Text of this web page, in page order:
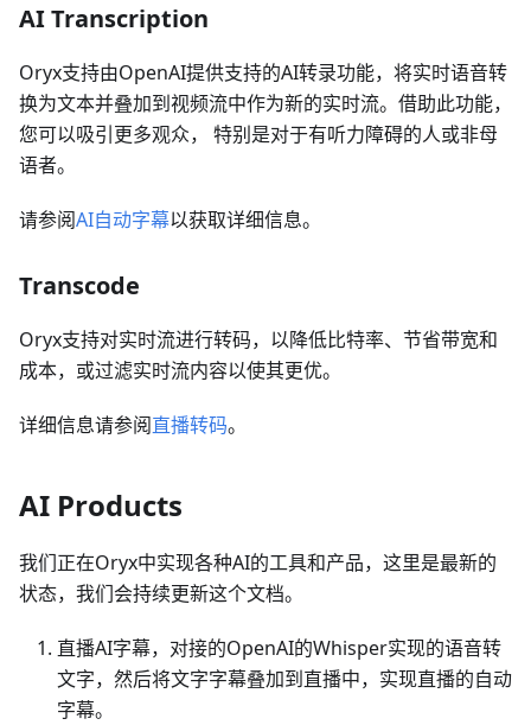
AI Transcription
Oryx支持由OpenAI提供支持的AI转录功能，将实时语音转
换为文本并叠加到视频流中作为新的实时流。借助此功能，
您可以吸引更多观众， 特别是对于有听力障碍的人或非母
语者。
请参阅AI自动字幕以获取详细信息。
Transcode
Oryx支持对实时流进行转码，以降低比特率、节省带宽和
成本，或过滤实时流内容以使其更优。
详细信息请参阅直播转码。
AI Products
我们正在Oryx中实现各种AI的工具和产品，这里是最新的
状态，我们会持续更新这个文档。
直播AI字幕，对接的OpenAI的Whisper实现的语音转
文字，然后将文字字幕叠加到直播中，实现直播的自动
字幕。